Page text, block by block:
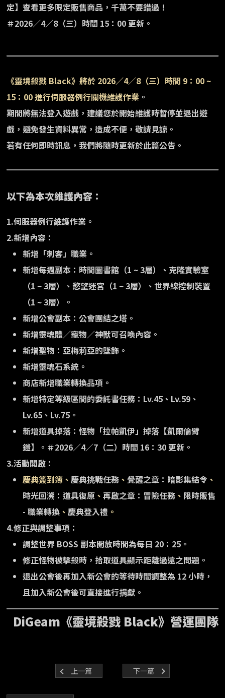
定】查看更多限定販售商品，千萬不要錯過！
＃2026／4／8（三）時間 15：00 更新。
《靈境殺戮 Black》將於 2026／4／8（三）時間 9：00 ~
15：00 進行伺服器例行關機維護作業 。
期間將無法登入遊戲，建議您於開始維護時暫停並退出遊
戲，避免發生資料異常，造成不便，敬請見諒。
若有任何即時訊息，我們將隨時更新於此篇公告。
以下為本次維護內容：
1.伺服器例行維護作業。
2.新增內容：
新增「刺客」職業。
新增每週副本：時間圖書館（1 ~ 3層）、克隆實驗室
（1 ~ 3層）、慾望迷宮（1 ~ 3層）、世界線控制裝置
（1 ~ 3層）。
新增公會副本：公會團結之塔。
新增靈魂體／寵物／神獸可召喚內容。
新增聖物：亞梅莉亞的墜飾。
新增靈魂石系統。
商店新增職業轉換品項。
新增特定等級區間的委託書任務：Lv.45、Lv.59、
Lv.65、Lv.75。
新增道具掉落：怪物「拉帕凱伊」掉落【凱爾倫臂
鎧】。 ＃2026／4／7（二）時間 16：30 更新。
3.活動開啟：
慶典簽到簿 、慶典挑戰任務 、 覺醒之章：暗影集結令 、
時光回溯：道具復原 、再啟之章：冒險任務 、 限時販售
- 職業轉換 、慶典登入禮 。
4.修正與調整事項：
調整世界 BOSS 副本開放時間為每日 20：25。
修正怪物被擊殺時，拾取道具顯示距離過遠之問題。
退出公會後再加入新公會的等待時間調整為 12 小時，
且加入新公會後可直接進行捐獻。
DiGeam《靈境殺戮 Black》營運團隊
上一篇 下一篇